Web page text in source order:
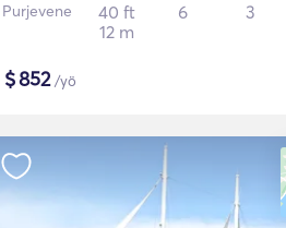
Purjevene
40 ft
12 m
6 3
$852/yö